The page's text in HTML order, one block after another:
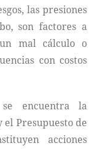
las presiones
son factores a
un mal cálculo o
con costos
encuentra la
Presupuesto de
acciones